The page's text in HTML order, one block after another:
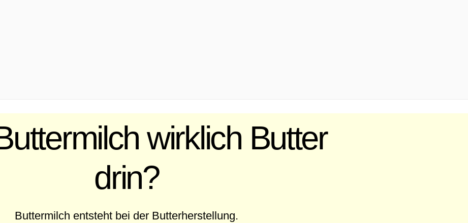
wirklich Butter
drin?
Buttermilch entsteht bei der Butterherstellung.